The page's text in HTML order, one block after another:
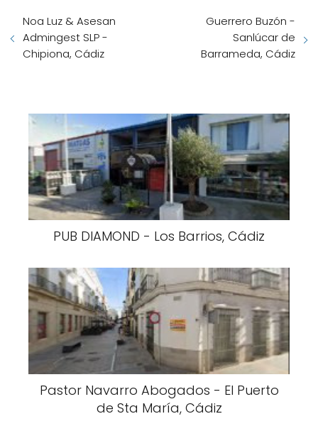
Noa Luz & Asesan
Admingest SLP -
Chipiona, Cádiz
Guerrero Buzón -
Sanlúcar de
Barrameda, Cádiz
PUB DIAMOND - Los Barrios, Cádiz
Pastor Navarro Abogados - El Puerto
de Sta María, Cádiz